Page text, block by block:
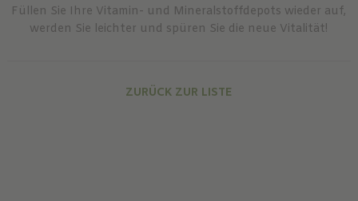
Füllen Sie Ihre Vitamin- und Mineralstoffdepots wieder auf,
werden Sie leichter und spüren Sie die neue Vitalität!
ZURÜCK ZUR LISTE